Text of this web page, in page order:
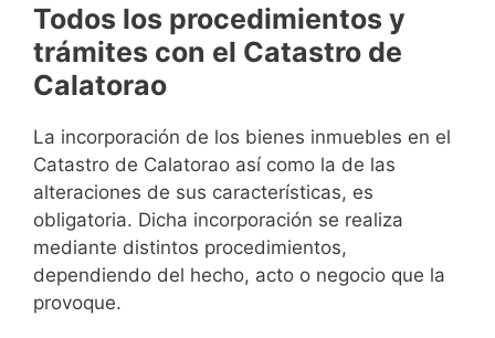
Todos los procedimientos y
trámites con el Catastro de
Calatorao
La incorporación de los bienes inmuebles en el
Catastro de Calatorao así como la de las
alteraciones de sus características, es
obligatoria. Dicha incorporación se realiza
mediante distintos procedimientos,
dependiendo del hecho, acto o negocio que la
provoque.